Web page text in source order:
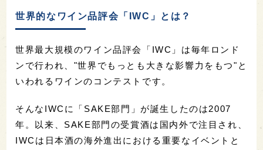
世界的なワイン品評会「IWC」とは？
世界最大規模のワイン品評会「IWC」は毎年ロンド
ンで行われ、"世界でもっとも大きな影響力をもつ"と
いわれるワインのコンテストです。
そんなIWCに「SAKE部門」が誕生したのは2007
年。以来、SAKE部門の受賞酒は国内外で注目され、
IWCは日本酒の海外進出における重要なイベントと